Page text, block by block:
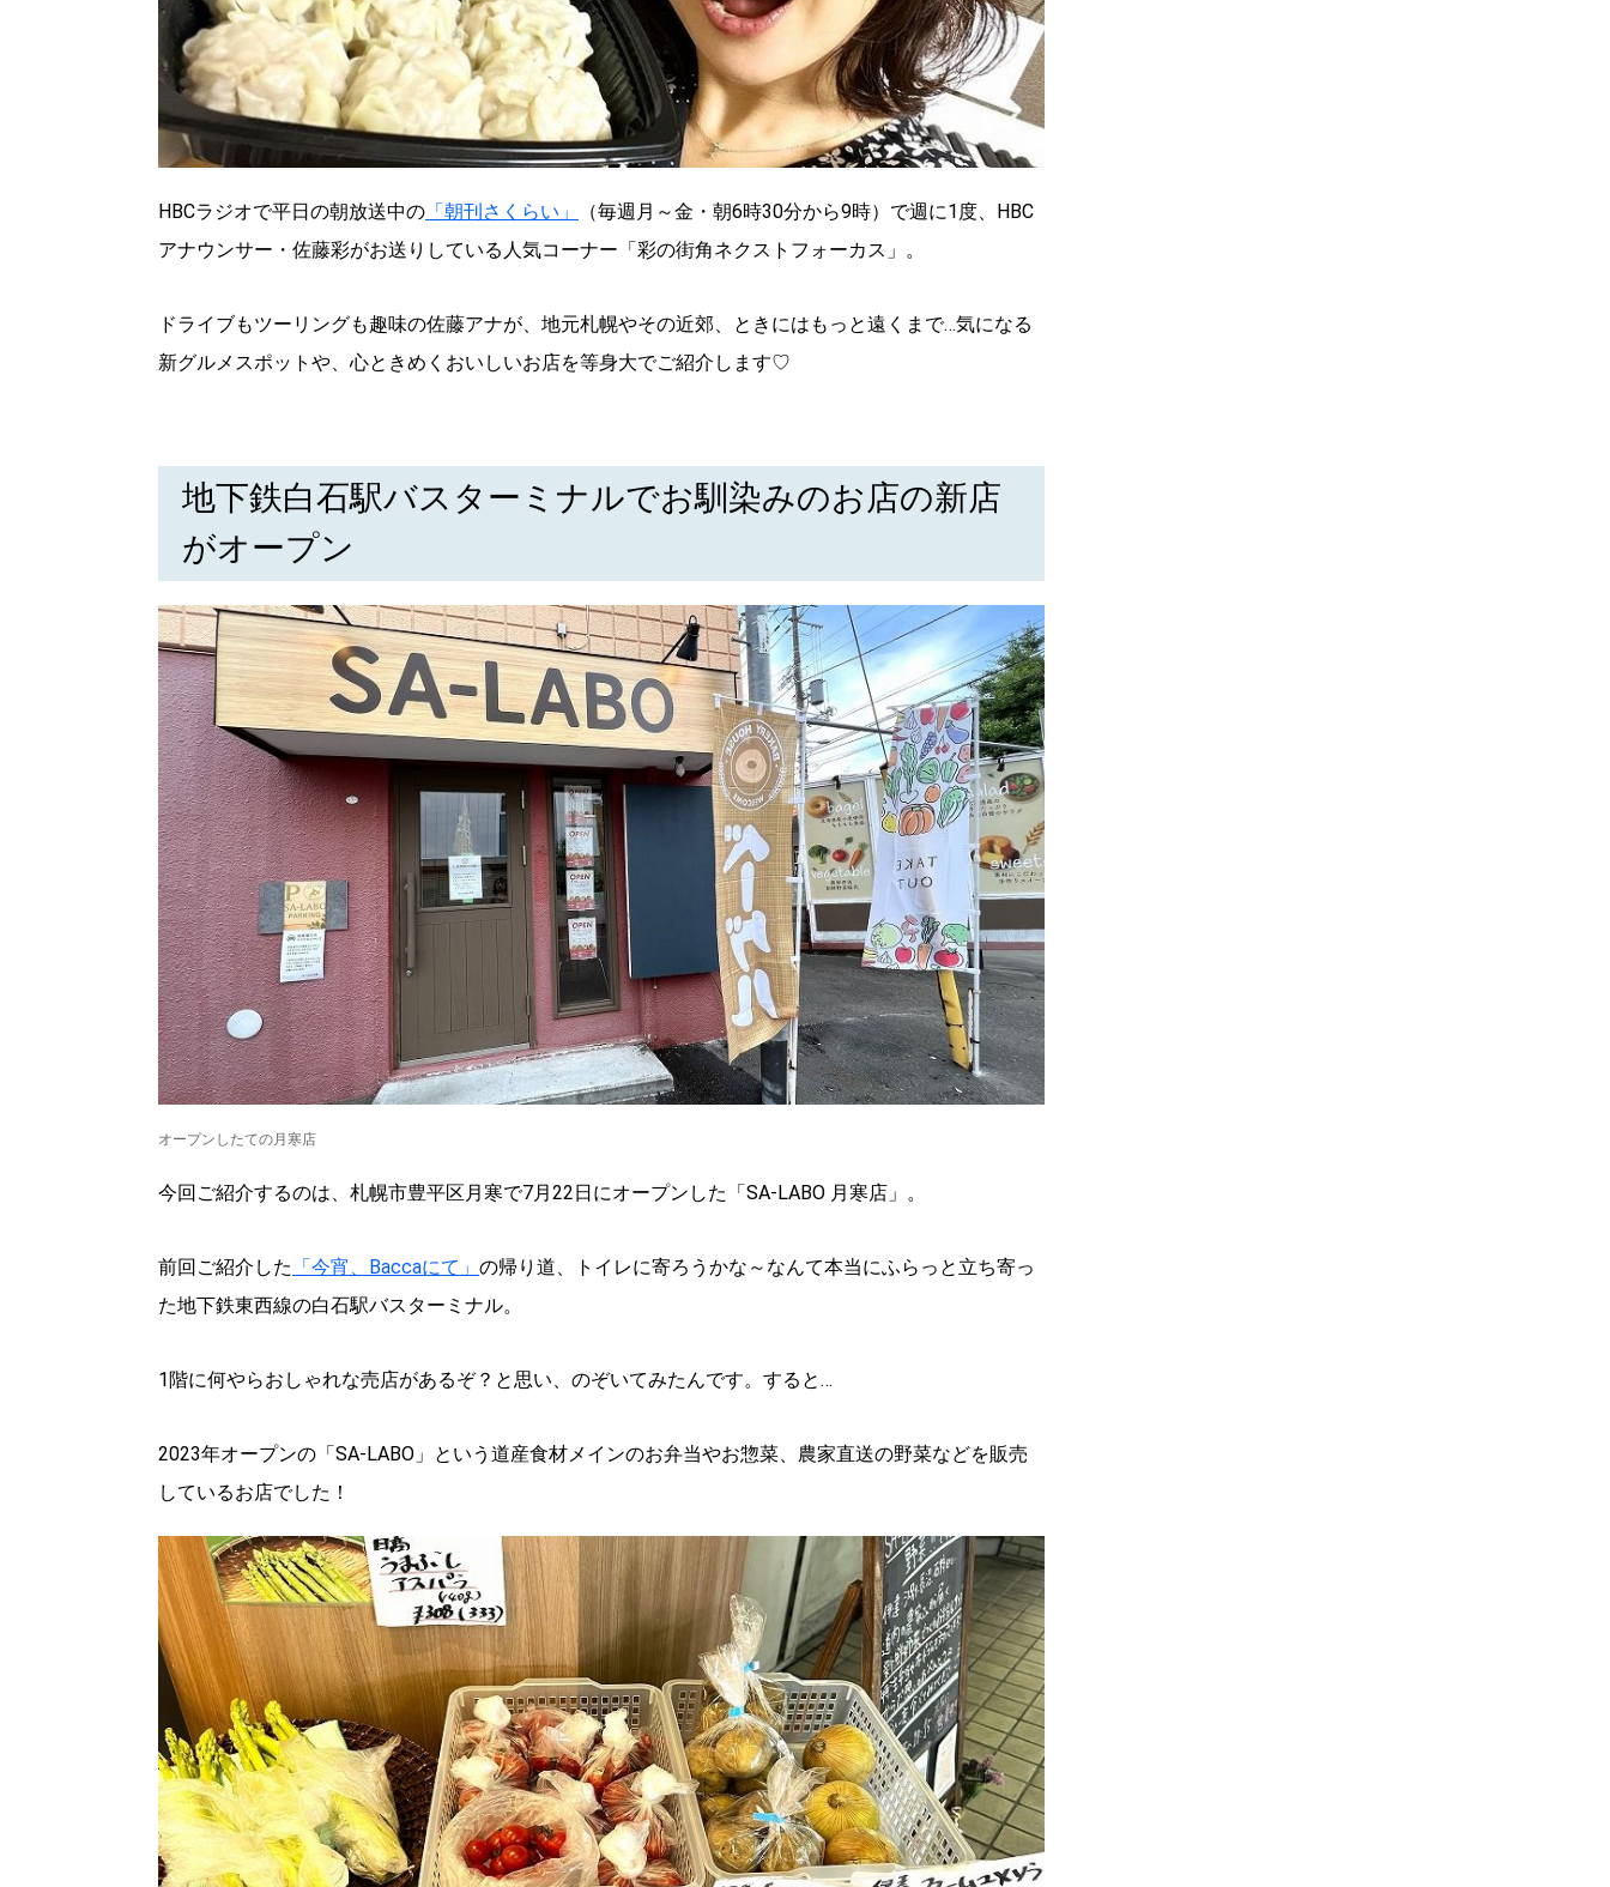
北海道で暮らす、あなたとつくる、
明日への”きっかけ”WEBマガジン
パートナーメディア Sitakkeパートナー
運営会社 広告掲載 情報提供・お問い合わせ 利用規約
プライバシーポリシー
検索する
CATEGORY
カテゴリー
LOCAL
ローカルエリア
KEYWORD
キーワード
Sitakke編集部あい
Sitakke編集部 IKU
HBCラジオで平日の朝放送中の 「朝刊さくらい」
（毎週月～金・朝6時30分から9時）で週に1度、HBC
アナウンサー・佐藤彩がお送りしている人気コーナー「彩の街角ネクストフォーカス」。
ドライブもツーリングも趣味の佐藤アナが、地元札幌やその近郊、ときにはもっと遠くまで…気になる
新グルメスポットや、心ときめくおいしいお店を等身大でご紹介します♡
地下鉄白石駅バスターミナルでお馴染みのお店の新店
がオープン
オープンしたての月寒店
今回ご紹介するのは、札幌市豊平区月寒で7月22日にオープンした「SA-LABO 月寒店」。
前回ご紹介した 「今宵、Baccaにて」 の帰り道、トイレに寄ろうかな～なんて本当にふらっと立ち寄っ
た地下鉄東西線の白石駅バスターミナル。
1階に何やらおしゃれな売店があるぞ？と思い、のぞいてみたんです。すると…
2023年オープンの「SA-LABO」という道産食材メインのお弁当やお惣菜、農家直送の野菜などを販売
しているお店でした！